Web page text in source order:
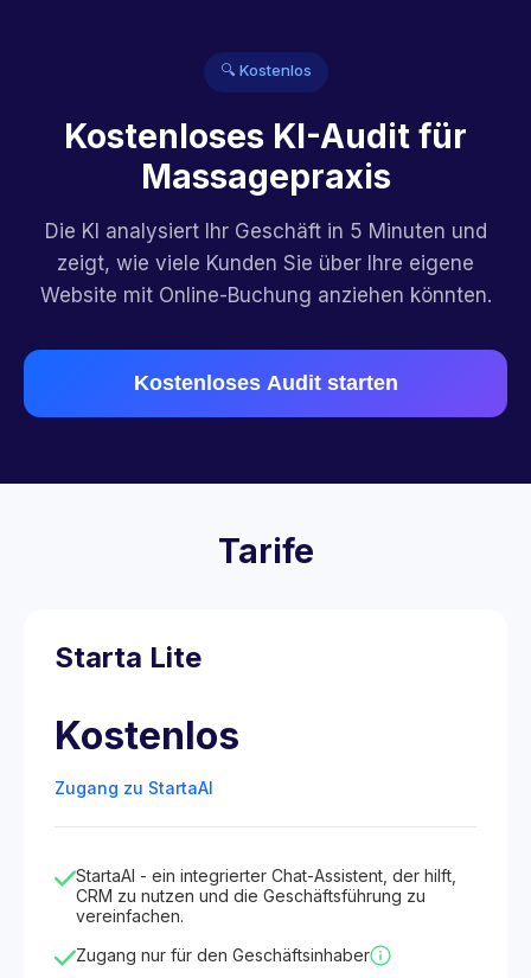
🔍 Kostenlos
Kostenloses KI-Audit für
Massagepraxis
Die KI analysiert Ihr Geschäft in 5 Minuten und
zeigt, wie viele Kunden Sie über Ihre eigene
Website mit Online-Buchung anziehen könnten.
Kostenloses Audit starten
Tarife
Starta Lite
Kostenlos
Zugang zu StartaAI
StartaAI - ein integrierter Chat-Assistent, der hilft,
CRM zu nutzen und die Geschäftsführung zu
vereinfachen.
Zugang nur für den Geschäftsinhaber